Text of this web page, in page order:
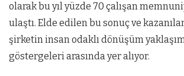
olarak bu yıl yüzde 70 çalışan
ulaştı. Elde edilen bu sonuç ve
şirketin insan odaklı dönüşüm
göstergeleri arasında yer alıyor.